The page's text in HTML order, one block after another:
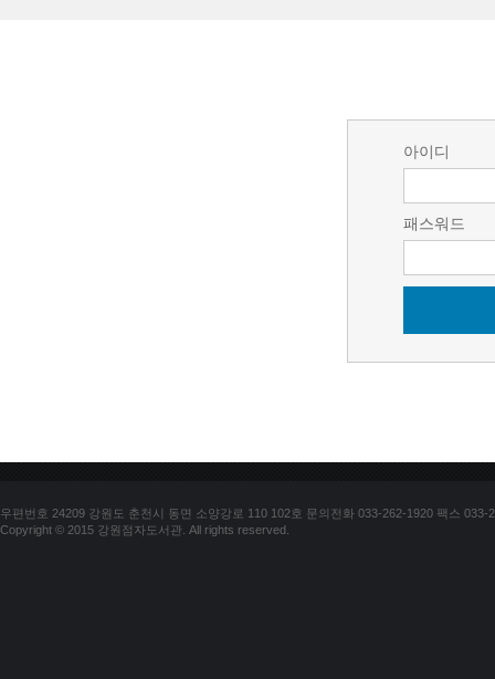
아이디
패스워드
우편번호 24209 강원도 춘천시 동면 소양강로 110 102호 문의전화 033-262-1920 팩스 033-
Copyright © 2015 강원점자도서관. All rights reserved.